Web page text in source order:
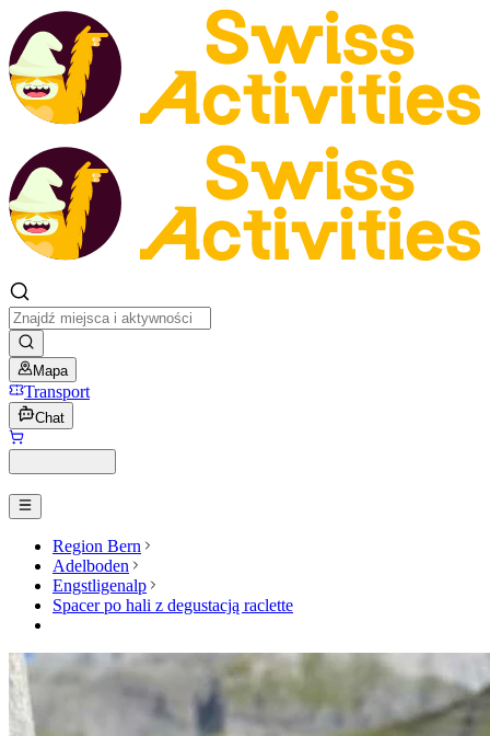
Mapa
Transport
Chat
Region Bern
Adelboden
Engstligenalp
Spacer po hali z degustacją raclette